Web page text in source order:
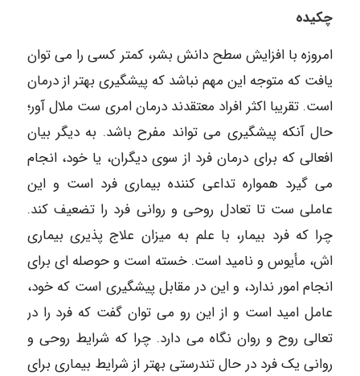
چکیده
امروزه با افزایش سطح دانش بشر، کمتر کسی را می توان
یافت که متوجه این مهم نباشد که پیشگیری بهتر از درمان
است. تقریبا اکثر افراد معتقدند درمان امری ست ملال آور؛
حال آنکه پیشگیری می تواند مفرح باشد. به دیگر بیان
افعالی که برای درمان فرد از سوی دیگران، یا خود، انجام
می گیرد همواره تداعی کننده بیماری فرد است و این
عاملی ست تا تعادل روحی و روانی فرد را تضعیف کند.
چرا که فرد بیمار، با علم به میزان علاج پذیری بیماری
اش، مأیوس و نامید است. خسته است و حوصله ای برای
انجام امور ندارد، و این در مقابل پیشگیری است که خود،
عامل امید است و از این رو می توان گفت که فرد را در
تعالی روح و روان نگاه می دارد. چرا که شرایط روحی و
روانی یک فرد در حال تندرستی بهتر از شرایط بیماری برای